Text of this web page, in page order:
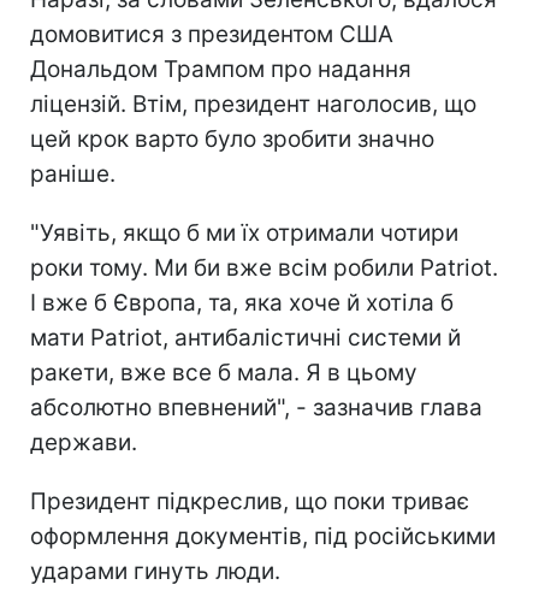
домовитися з президентом США
Дональдом Трампом про надання
ліцензій. Втім, президент наголосив, що
цей крок варто було зробити значно
раніше.
"Уявіть, якщо б ми їх отримали чотири
роки тому. Ми би вже всім робили Patriot.
І вже б Європа, та, яка хоче й хотіла б
мати Patriot, антибалістичні системи й
ракети, вже все б мала. Я в цьому
абсолютно впевнений", - зазначив глава
держави.
Президент підкреслив, що поки триває
оформлення документів, під російськими
ударами гинуть люди.